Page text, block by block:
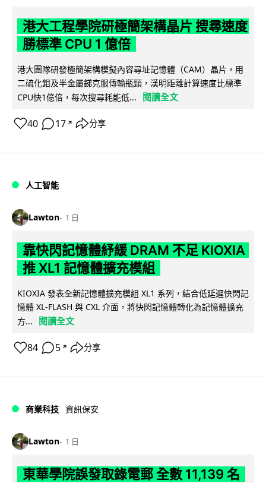
港大工程學院研極簡架構晶片 搜尋速度
勝標準 CPU 1 億倍
港大團隊研發極簡架構模擬內容尋址記憶體（CAM）晶片，用
二硫化鉬及半金屬銻克服傳輸瓶頸，漢明距離計算速度比標準
CPU快1億倍，每次搜尋耗能低...
閱讀全文
40 17 ↗ 分享
人工智能
Lawton 1 日
靠快閃記憶體紓緩 DRAM 不足 KIOXIA
推 XL1 記憶體擴充模組
KIOXIA 發表全新記憶體擴充模組 XL1 系列，結合低延遲快閃記
憶體 XL-FLASH 與 CXL 介面，將快閃記憶體轉化為記憶體擴充
方...
閱讀全文
84 5 ↗ 分享
商業科技 資訊保安
Lawton 1 日
東華學院誤發取錄電郵 全數 11,139 名